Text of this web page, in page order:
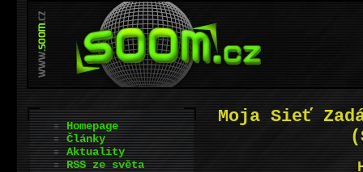
Moja Sieť
Homepage
Články
Aktuality
RSS ze světa